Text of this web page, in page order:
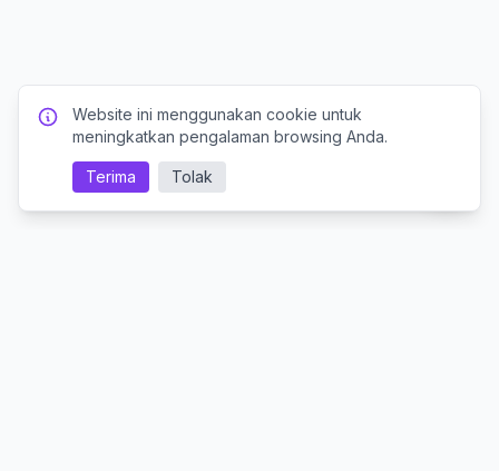
Website ini menggunakan cookie untuk
meningkatkan pengalaman browsing Anda.
Terima Tolak